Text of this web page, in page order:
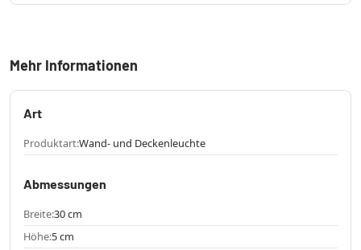
Mehr Informationen
Art
Produktart:Wand- und Deckenleuchte
Abmessungen
Breite:30 cm
Höhe:5 cm